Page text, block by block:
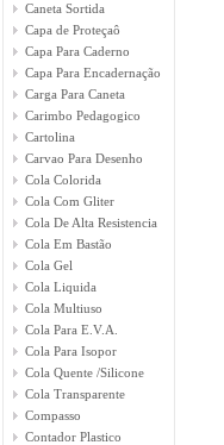
Caneta Sortida
Capa de Proteçaô
Capa Para Caderno
Capa Para Encadernação
Carga Para Caneta
Carimbo Pedagogico
Cartolina
Carvao Para Desenho
Cola Colorida
Cola Com Gliter
Cola De Alta Resistencia
Cola Em Bastão
Cola Gel
Cola Liquida
Cola Multiuso
Cola Para E.V.A.
Cola Para Isopor
Cola Quente /Silicone
Cola Transparente
Compasso
Contador Plastico